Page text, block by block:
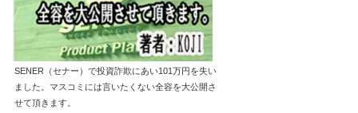
SENER（セナー）で投資詐欺にあい101万円を失い
ました。マスコミには言いたくない全容を大公開さ
せて頂きます。